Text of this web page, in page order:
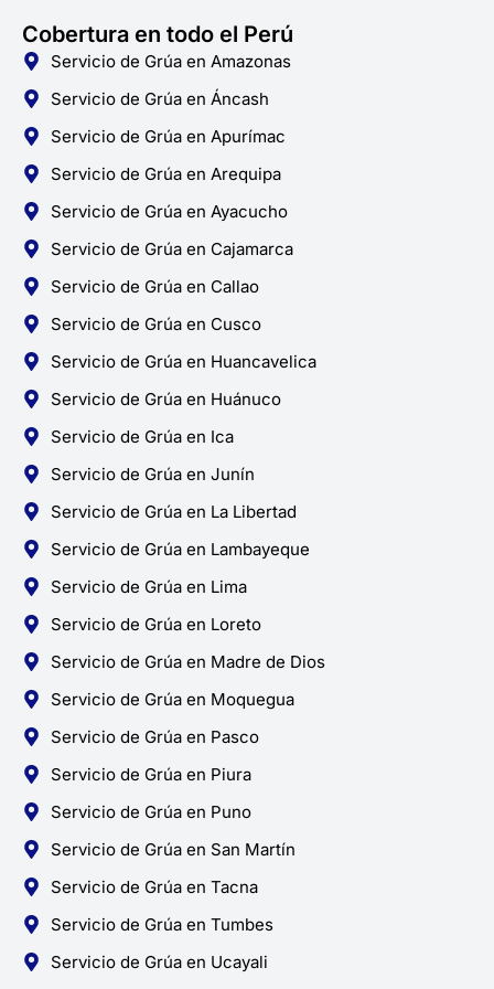
Cobertura en todo el Perú
Servicio de Grúa en Amazonas
Servicio de Grúa en Áncash
Servicio de Grúa en Apurímac
Servicio de Grúa en Arequipa
Servicio de Grúa en Ayacucho
Servicio de Grúa en Cajamarca
Servicio de Grúa en Callao
Servicio de Grúa en Cusco
Servicio de Grúa en Huancavelica
Servicio de Grúa en Huánuco
Servicio de Grúa en Ica
Servicio de Grúa en Junín
Servicio de Grúa en La Libertad
Servicio de Grúa en Lambayeque
Servicio de Grúa en Lima
Servicio de Grúa en Loreto
Servicio de Grúa en Madre de Dios
Servicio de Grúa en Moquegua
Servicio de Grúa en Pasco
Servicio de Grúa en Piura
Servicio de Grúa en Puno
Servicio de Grúa en San Martín
Servicio de Grúa en Tacna
Servicio de Grúa en Tumbes
Servicio de Grúa en Ucayali